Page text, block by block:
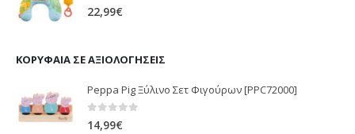
0 out of 5
22,99€
ΚΟΡΥΦΑΊΑ ΣΕ ΑΞΙΟΛΟΓΉΣΕΙΣ
Peppa Pig Ξύλινο Σετ Φιγούρων [PPC72000]
0 out of 5
14,99€